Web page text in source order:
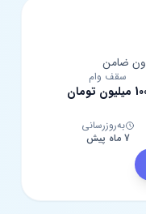
ضامن
سقف وام
تومان
به‌روزرسانی
7 ماه پیش